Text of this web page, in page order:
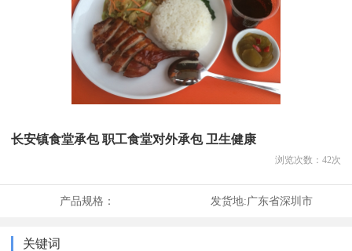
长安镇食堂承包 职工食堂对外承包 卫生健康
浏览次数： 42次
产品规格： 发货地:广东省深圳市
关键词